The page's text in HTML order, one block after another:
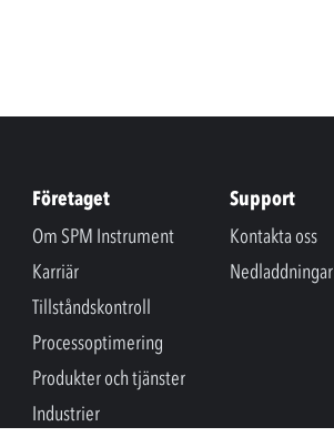
Företaget
Om SPM Instrument
Karriär
Tillståndskontroll
Processoptimering
Produkter och tjänster
Industrier
Support
Kontakta oss
Nedladdningar